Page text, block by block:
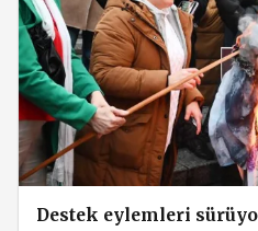
Destek eylemleri